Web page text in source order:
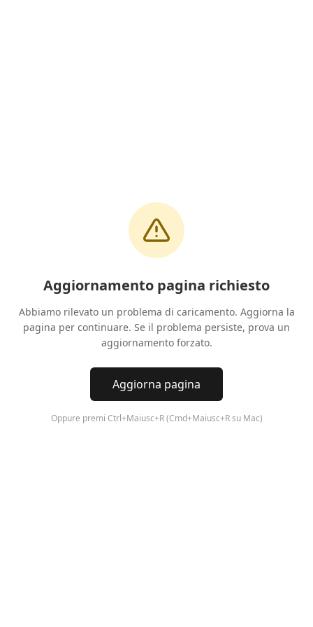
Aggiornamento pagina richiesto
Abbiamo rilevato un problema di caricamento. Aggiorna la
pagina per continuare. Se il problema persiste, prova un
aggiornamento forzato.
Aggiorna pagina
Oppure premi Ctrl+Maiusc+R (Cmd+Maiusc+R su Mac)